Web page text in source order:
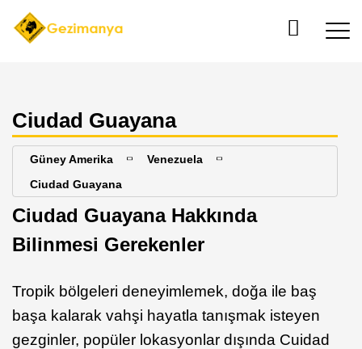
Ciudad Guayana
Güney Amerika
Venezuela
Ciudad Guayana
Ciudad Guayana Hakkında
Bilinmesi Gerekenler
Tropik bölgeleri deneyimlemek, doğa ile baş
başa kalarak vahşi hayatla tanışmak isteyen
gezginler, popüler lokasyonlar dışında Cuidad